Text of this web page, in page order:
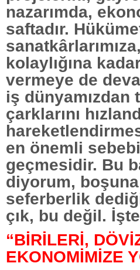
nazarımda,
saftadır.
kolaylığına
vermeye de
iş
çarklarını
en önemli
geçmesidir. Bu
diyorum,
seferberlik
çık, bu değil.
“BİRİLERİ,
EKONOMİMİZE